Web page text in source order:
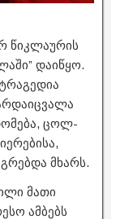
წიკლაურის
დაიწყო.
ცოლ-
მხარს.
მათი
ამბებს